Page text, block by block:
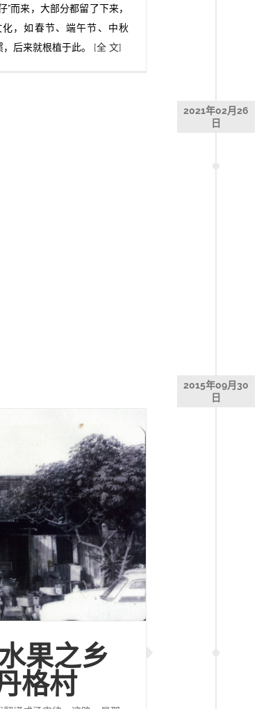
”而来，大部分都留了下来，
，如春节、端午节、中秋
后来就根植于此。 [全 文]
2021年02月26
日
2015年09月30
日
果之乡
格村